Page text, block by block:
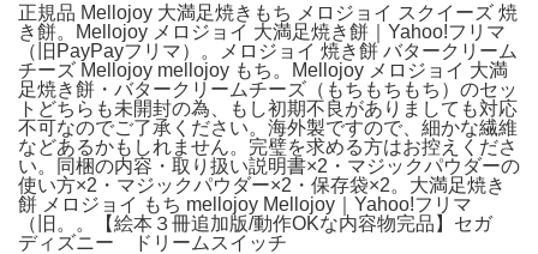
正規品 Mellojoy 大満足焼きもち メロジョイ スクイーズ 焼
き餅。Mellojoy メロジョイ 大満足焼き餅｜Yahoo!フリマ
（旧PayPayフリマ）。メロジョイ 焼き餅 バタークリーム
チーズ Mellojoy mellojoy もち。Mellojoy メロジョイ 大満
足焼き餅・バタークリームチーズ（もちもちもち）のセッ
トどちらも未開封の為、もし初期不良がありましても対応
不可なのでご了承ください。海外製ですので、細かな繊維
などあるかもしれません。完璧を求める方はお控えくださ
い。同梱の内容・取り扱い説明書×2・マジックパウダーの
使い方×2・マジックパウダー×2・保存袋×2。大満足焼き
餅 メロジョイ もち mellojoy Mellojoy｜Yahoo!フリマ
（旧。。【絵本３冊追加版/動作OKな内容物完品】セガ
ディズニー ドリームスイッチ